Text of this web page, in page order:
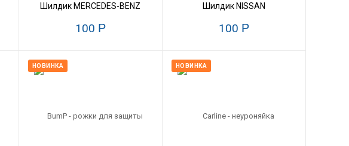
Шилдик MERCEDES-BENZ
100 Р
Шилдик NISSAN
100 Р
НОВИНКА НОВИНКА